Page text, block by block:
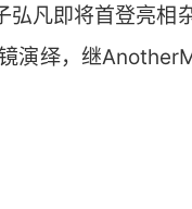
凡即将首登亮相
演绎，继